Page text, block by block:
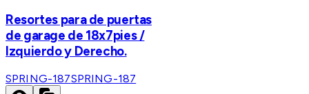
Resortes para de puertas
de garage de 18x7pies /
Izquierdo y Derecho.
SPRING-187SPRING-187